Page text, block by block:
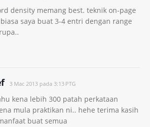
density memang best. teknik on-page
saya buat 3-4 entri dengan range
3 Mac 2013 pada 3:13 PTG
kena lebih 300 patah perkataan
mula praktikan ni.. hehe terima kasih
buat semua